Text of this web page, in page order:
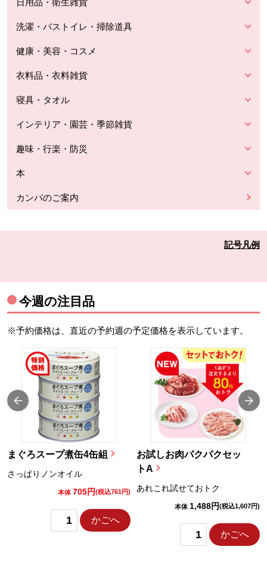
日用品・衛生雑貨
洗濯・バストイレ・掃除道具
健康・美容・コスメ
衣料品・衣料雑貨
寝具・タオル
インテリア・園芸・季節雑貨
趣味・行楽・防災
本
カンパのご案内
記号凡例
今週の注目品
※予約価格は、直近の予約週の予定価格を表示しています。
まぐろスープ煮缶4缶組
さっぱりノンオイル
本体 705円(税込761円)
かごへ
お試しお肉パクパクセッ
トA
あれこれ試せておトク
本体 1,488円(税込1,607円)
かごへ